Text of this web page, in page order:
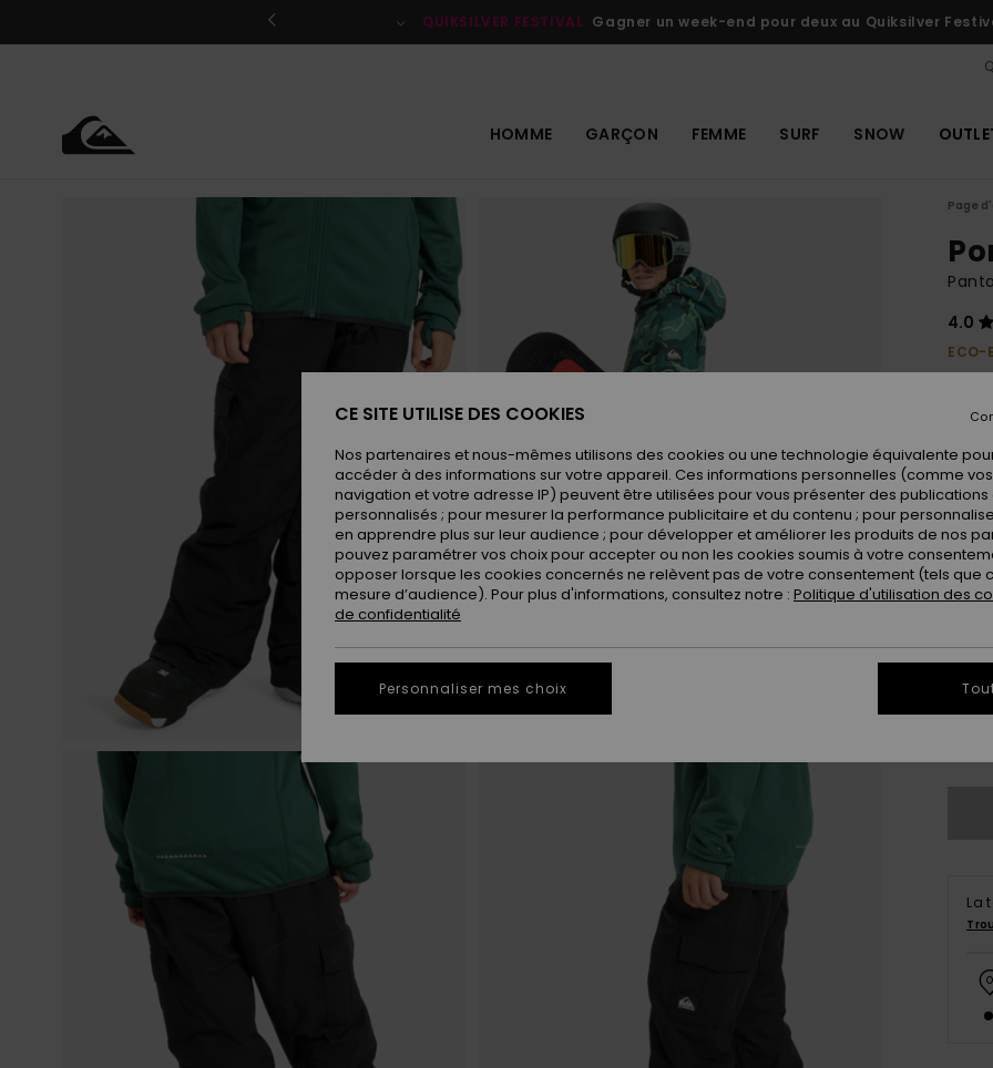
le
QUIKSILVER FESTIVAL Gagner un week-end pour deux au Quiksilver
HOMME GARÇON FEMME SURF SNOW
Page
4.0
ECO-
8
La
CE SITE UTILISE DES COOKIES
Nos partenaires et nous-mêmes utilisons des cookies ou une technologie équivalente
accéder à des informations sur votre appareil. Ces informations personnelles (comme
navigation et votre adresse IP) peuvent être utilisées pour vous présenter des publications
personnalisés ; pour mesurer la performance publicitaire et du contenu ; pour
en apprendre plus sur leur audience ; pour développer et améliorer les produits de nos
pouvez paramétrer vos choix pour accepter ou non les cookies soumis à votre
opposer lorsque les cookies concernés ne relèvent pas de votre consentement (tels que
mesure d’audience). Pour plus d'informations, consultez notre : Politique d'utilisation des
de confidentialité
Personnaliser mes choix